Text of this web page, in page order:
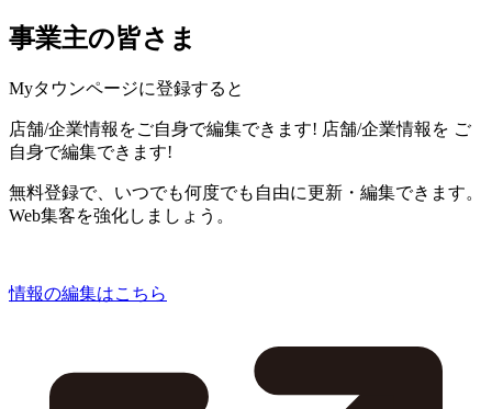
事業主の皆さま
Myタウンページに登録すると
店舗/企業情報をご自身で編集できます! 店舗/企業情報を ご
自身で編集できます!
無料登録で、いつでも何度でも自由に更新・編集できます。
Web集客を強化しましょう。
情報の編集はこちら